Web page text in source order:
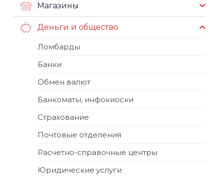
Магазины
Деньги и общество
Ломбарды
Банки
Обмен валют
Банкоматы, инфокиоски
Страхование
Почтовые отделения
Расчетно-справочные центры
Юридические услуги